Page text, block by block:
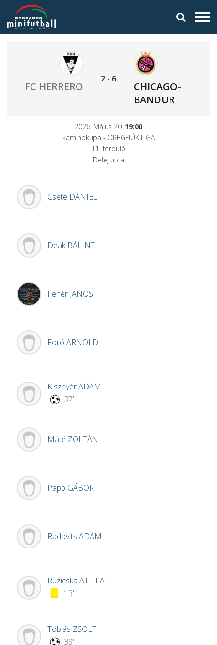
FC HERRERO
2- 6
CHICAGO-
BANDUR
2026. Május 20. 19:00
kaminokupa - ÖREGFIÚK LIGA
11. forduló
Delej utca
Csete DÁNIEL
Deák BÁLINT
Fehér JÁNOS
Foró ARNOLD
KisznyérÁDÁM
37'
Máté ZOLTÁN
Papp GÁBOR
Radovits ÁDÁM
Ruzicska ATTILA
13'
Tóbiás ZSOLT
39'